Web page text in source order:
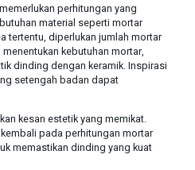
perhitungan yang
material seperti mortar
tertentu, diperlukan jumlah mortar
kebutuhan mortar,
dinding dengan keramik. Inspirasi
setengah badan dapat
kesan estetik yang memikat.
pada perhitungan mortar
memastikan dinding yang kuat